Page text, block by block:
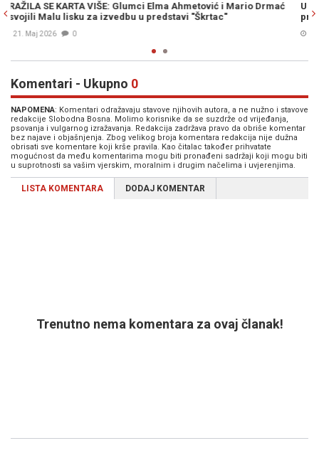
Drmać
U KONJICU ZAVRŠEN FESTIVAL: Gordana Boban i Mario
proglašeni najboljim glumcima
05. Jun. 2025
Komentari - Ukupno 0
NAPOMENA: Komentari odražavaju stavove njihovih autora, a ne nužno i stavove
redakcije Slobodna Bosna. Molimo korisnike da se suzdrže od vrijeđanja,
psovanja i vulgarnog izražavanja. Redakcija zadržava pravo da obriše komentar
bez najave i objašnjenja. Zbog velikog broja komentara redakcija nije dužna
obrisati sve komentare koji krše pravila. Kao čitalac također prihvatate
mogućnost da među komentarima mogu biti pronađeni sadržaji koji mogu biti
u suprotnosti sa vašim vjerskim, moralnim i drugim načelima i uvjerenjima.
LISTA KOMENTARA DODAJ KOMENTAR
Trenutno nema komentara za ovaj članak!